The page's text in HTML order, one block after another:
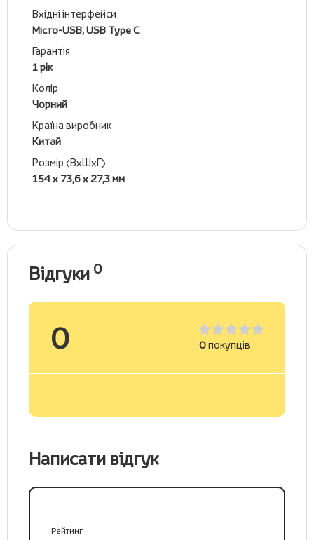
Вхідні інтерфейси
Micro-USB, USB Type C
Гарантія
1 рік
Колір
Чорний
Країна виробник
Китай
Розмір (ВхШхГ)
154 х 73,6 х 27,3 мм
Відгуки 0
0 0покупців
Написати відгук
Рейтинг